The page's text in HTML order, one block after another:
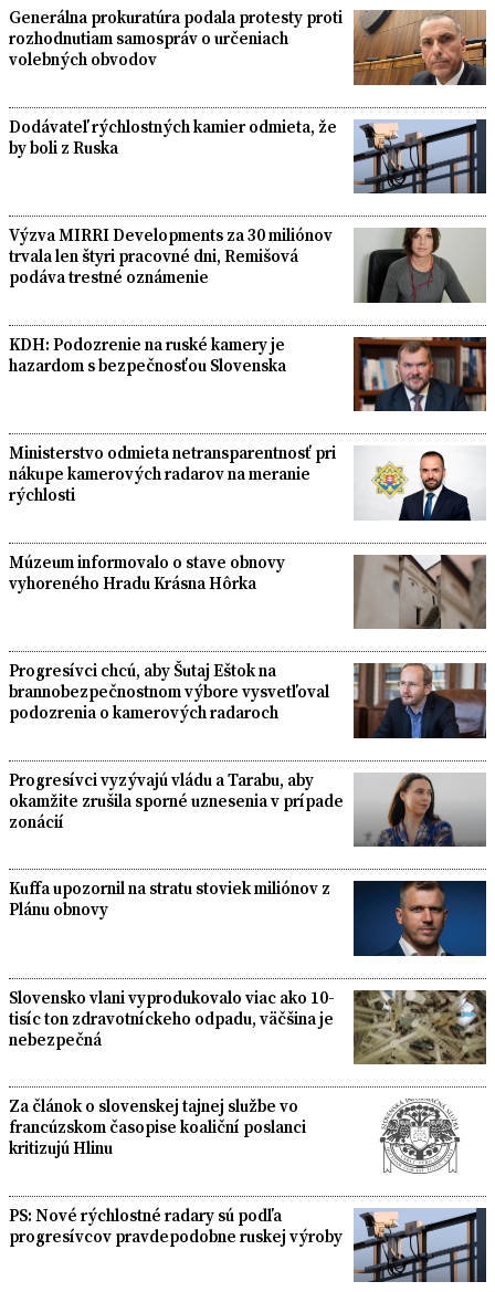
Generálna prokuratúra podala protesty proti
rozhodnutiam samospráv o určeniach
volebných obvodov
Dodávateľ rýchlostných kamier odmieta, že
by boli z Ruska
Výzva MIRRI Developments za 30 miliónov
trvala len štyri pracovné dni, Remišová
podáva trestné oznámenie
KDH: Podozrenie na ruské kamery je
hazardom s bezpečnosťou Slovenska
Ministerstvo odmieta netransparentnosť pri
nákupe kamerových radarov na meranie
rýchlosti
Múzeum informovalo o stave obnovy
vyhoreného Hradu Krásna Hôrka
Progresívci chcú, aby Šutaj Eštok na
brannobezpečnostnom výbore vysvetľoval
podozrenia o kamerových radaroch
Progresívci vyzývajú vládu a Tarabu, aby
okamžite zrušila sporné uznesenia v prípade
zonácií
Kuffa upozornil na stratu stoviek miliónov z
Plánu obnovy
Slovensko vlani vyprodukovalo viac ako 10-
tisíc ton zdravotníckeho odpadu, väčšina je
nebezpečná
Za článok o slovenskej tajnej službe vo
francúzskom časopise koaliční poslanci
kritizujú Hlinu
PS: Nové rýchlostné radary sú podľa
progresívcov pravdepodobne ruskej výroby